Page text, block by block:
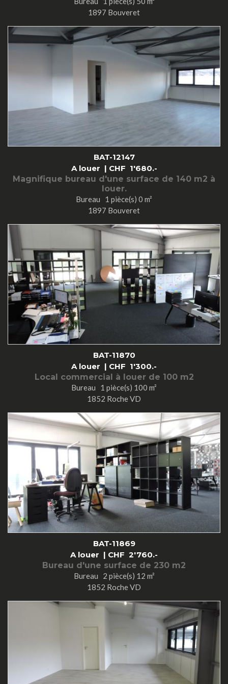
1897 Bouveret
BAT-12147
A louer | CHF 1'680.-
Magnifique bureau d'une surface de 140 m2 à
louer.
Bureau 1 pièce(s) 0 m²
1897 Bouveret
BAT-11870
A louer | CHF 1'300.-
Local commercial à louer de 100 m2
Bureau 1 pièce(s) 100 m²
1852 Roche VD
BAT-11869
A louer | CHF 2'760.-
Bureau d'une surface de 230 m2
Bureau 2 pièce(s) 12 m²
1852 Roche VD